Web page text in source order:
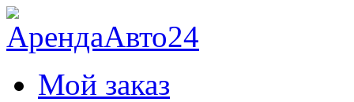
Мой заказ